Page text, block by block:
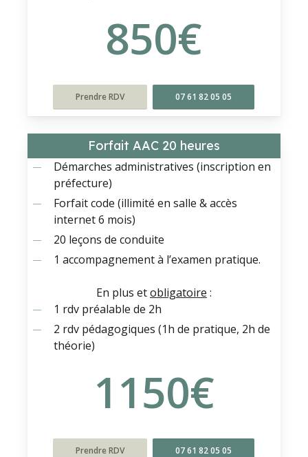
850€
Prendre RDV 07 61 82 05 05
Forfait AAC 20 heures
Démarches administratives (inscription en
préfecture)
Forfait code (illimité en salle & accès
internet 6 mois)
20 leçons de conduite
1 accompagnement à l’examen pratique.
En plus etobligatoire :
1 rdv préalable de 2h
2 rdv pédagogiques (1h de pratique, 2h de
théorie)
1150€
Prendre RDV 07 61 82 05 05